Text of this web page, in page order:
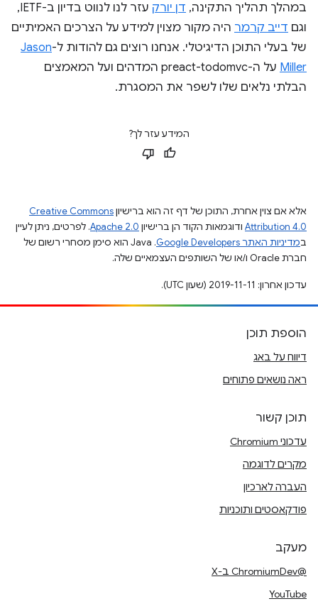
במהלך תהליך התקינה, דן יורק
עזר לנו לנווט בדיון ב-IETF,
וגם דייב קרמר היה מקור מצוין למידע על הצרכים האמיתיים
של בעלי התוכן הדיגיטלי. אנחנו רוצים גם להודות ל-Jason
Miller
על ה-preact-todomvc המדהים ועל המאמצים
הבלתי נלאים שלו לשפר את המסגרת.
המידע עזר לך?
אלא אם צוין אחרת, התוכן של דף זה הוא ברישיוןCreative Commons
Attribution 4.0 ודוגמאות הקוד הן ברישיון Apache 2.0. לפרטים, ניתן לעיין
במדיניות האתר Google Developers‏
.‏ Java הוא סימן מסחרי רשום של
חברת Oracle ו/או של השותפים העצמאיים שלה.
עדכון אחרון: 2019-11-11 (שעון UTC).
הוספת תוכן
דיווח על באג
ראה נושאים פתוחים
תוכן קשור
עדכוני Chromium
מקרים לדוגמה
העברה לארכיון
פודקאסטים ותוכניות
מעקב
@ChromiumDev ב-X
YouTube